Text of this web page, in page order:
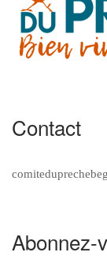
Contact
Abonnez-